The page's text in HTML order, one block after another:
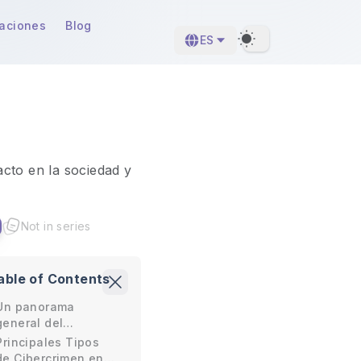
Blog
ES
en la sociedad y
Not in series
of Contents
panorama
del
en
Tipos
Cibercrimen en